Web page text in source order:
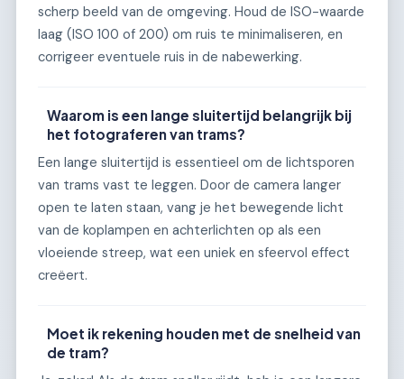
scherp beeld van de omgeving. Houd de ISO-waarde
laag (ISO 100 of 200) om ruis te minimaliseren, en
corrigeer eventuele ruis in de nabewerking.
Waarom is een lange sluitertijd belangrijk bij
het fotograferen van trams?
Een lange sluitertijd is essentieel om de lichtsporen
van trams vast te leggen. Door de camera langer
open te laten staan, vang je het bewegende licht
van de koplampen en achterlichten op als een
vloeiende streep, wat een uniek en sfeervol effect
creëert.
Moet ik rekening houden met de snelheid van
de tram?